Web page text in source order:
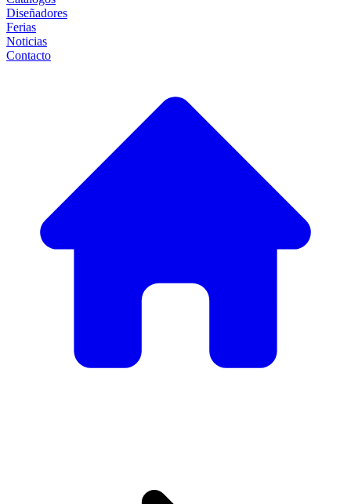
Diseñadores
Ferias
Noticias
Contacto